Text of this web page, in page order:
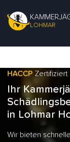
LOHMAR
HACCP Zertifiziert
Ihr
in Lohmar
Wir bieten